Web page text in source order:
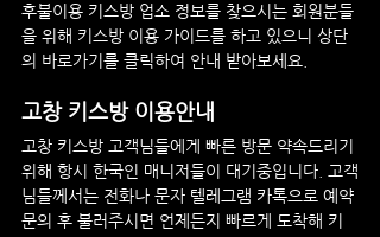
후불이용 키스방 업소 정보를 찾으시는 회원분들
을 위해 키스방 이용 가이드를 하고 있으니 상단
의 바로가기를 클릭하여 안내 받아보세요.
고창 키스방 이용안내
고창 키스방 고객님들에게 빠른 방문 약속드리기
위해 항시 한국인 매니저들이 대기중입니다. 고객
님들께서는 전화나 문자 텔레그램 카톡으로 예약
문의 후 불러주시면 언제든지 빠르게 도착해 키